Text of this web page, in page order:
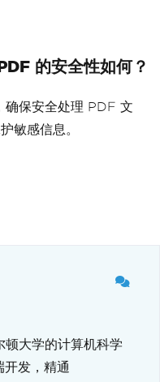
的安全性如何？
确保安全处理 PDF 文
敏感信息。
大学的计算机科学
开发，精通